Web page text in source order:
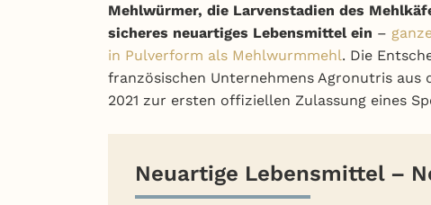
Mehlwürmer, die Larvenstadien des
sicheres neuartiges Lebensmittel ein –
in Pulverform als Mehlwurmmehl. Die
französischen Unternehmens Agronutris aus
2021 zur ersten offiziellen Zulassung eines
Neuartige Lebensmittel –